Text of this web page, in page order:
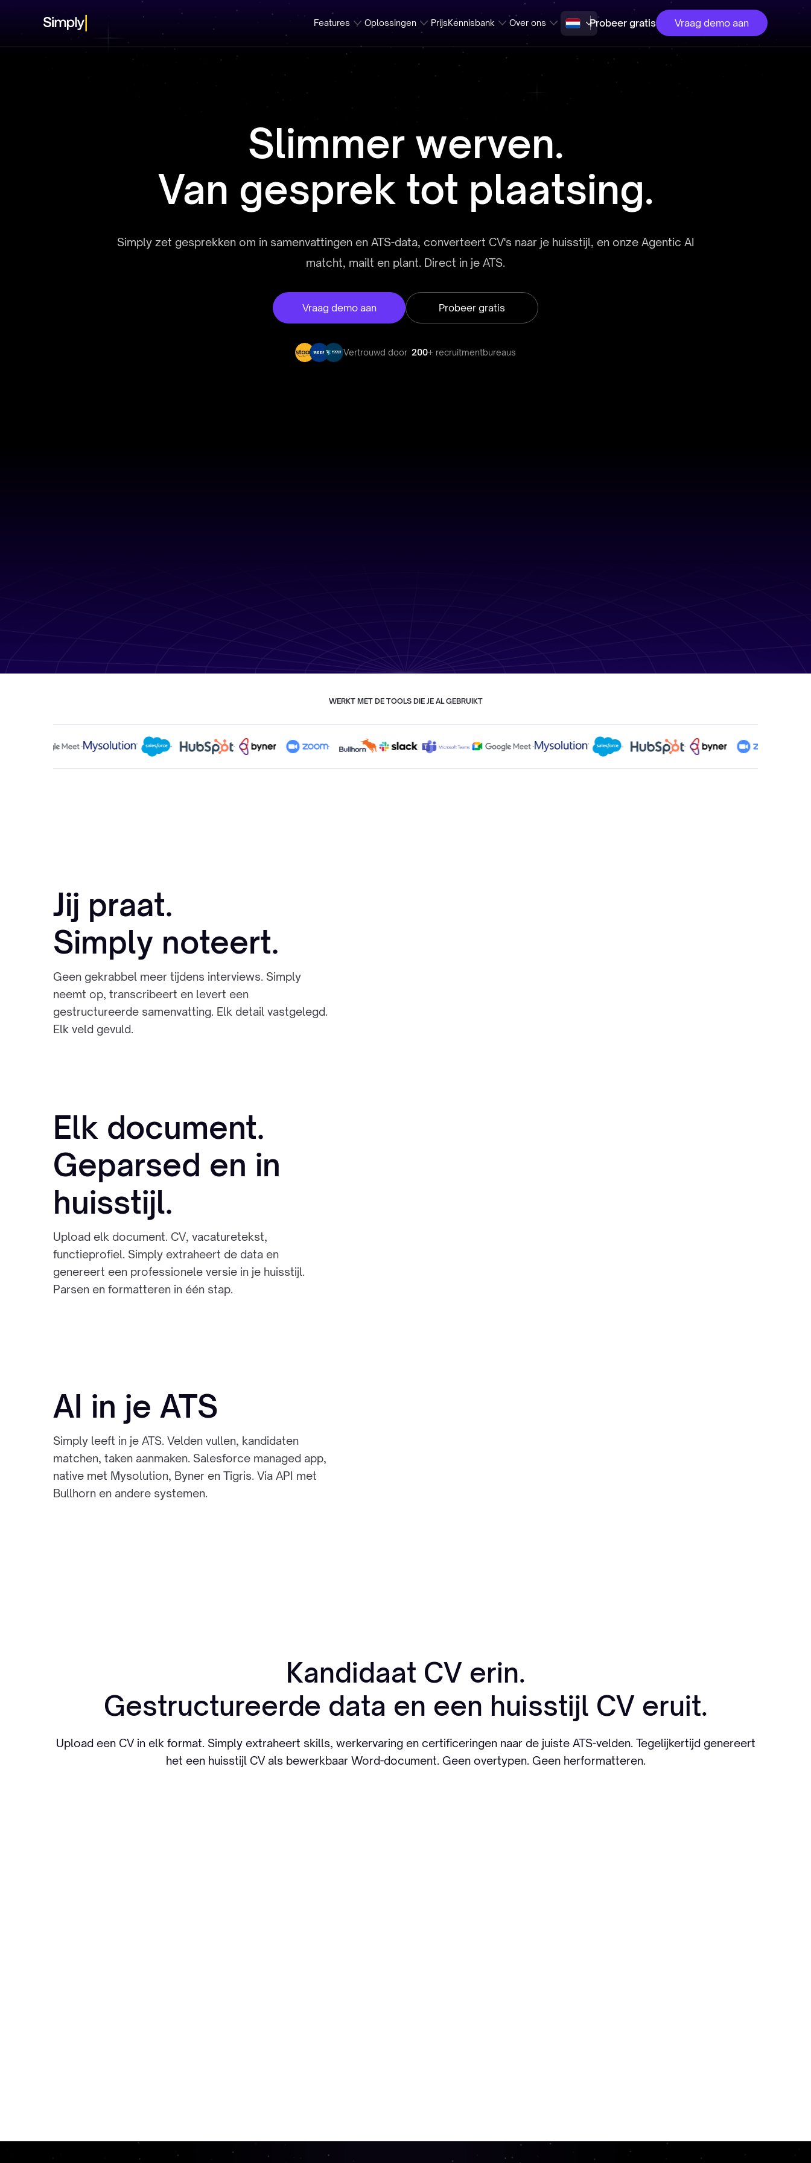
Features Oplossingen PrijsKennisbank Over ons Probeer gratis Vraag demo aan
Slimmer werven.
Van gesprek tot plaatsing.
Simply zet gesprekken om in samenvattingen en ATS-data, converteert CV's naar je huisstijl, en onze Agentic AI
matcht, mailt en plant. Direct in je ATS.
Vraag demo aan Probeer gratis
Vertrouwd door 200+ recruitmentbureaus
WERKT MET DE TOOLS DIE JE AL GEBRUIKT
Jij praat.
Simply noteert.
Geen gekrabbel meer tijdens interviews. Simply
neemt op, transcribeert en levert een
gestructureerde samenvatting. Elk detail vastgelegd.
Elk veld gevuld.
Elk document.
Geparsed en in
huisstijl.
Upload elk document. CV, vacaturetekst,
functieprofiel. Simply extraheert de data en
genereert een professionele versie in je huisstijl.
Parsen en formatteren in één stap.
AI in je ATS
Simply leeft in je ATS. Velden vullen, kandidaten
matchen, taken aanmaken. Salesforce managed app,
native met Mysolution, Byner en Tigris. Via API met
Bullhorn en andere systemen.
Kandidaat CV erin.
Gestructureerde data en een huisstijl CV eruit.
Upload een CV in elk format. Simply extraheert skills, werkervaring en certificeringen naar de juiste ATS-velden. Tegelijkertijd genereert
het een huisstijl CV als bewerkbaar Word-document. Geen overtypen. Geen herformatteren.